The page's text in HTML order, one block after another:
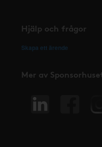
Hjälp och frågor
Skapa ett ärende
Mer av